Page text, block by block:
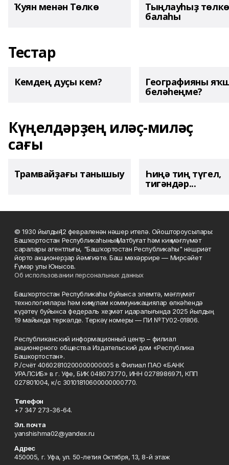
Ҡуян менән Төлкө Тыңлауһыҙ төлкө
балаһы
Тестар
Кемдең дуҫы кем? Географияны
беләһеңме?
Күңелдәрҙең иләҫ-миләҫ
сағы
Трамвайҙағы танышыу Һиңә тиң түгел,
тигәндәр...
© 1930 йылдың 12 февраленән нәшер ителә. Ойоштороусылары:
Башҡортостан Республикаһының Матбуғат һәм киң мәғлүмәт
саралары агентлығы, "Башҡортостан Республикаһы" нәшриәт
йорто акционерҙар йәмғиәте. Баш мөхәррире — Мирсәйет
Ғүмәр улы Юнысов.
Об использовании персональных данных
Башҡортостан Республикаһы буйынса элемтә, мәғлүмәт
технологиялары һәм киңкүләм коммуникациялар өлкәһендә
күҙәтеү буйынса федераль хеҙмәт идаралығында 2025 йылдың
19 майында теркәлде. Теркәү номеры — ПИ №ТУ02-01806.
Республиканский информационный центр – филиал
акционерного общества Издательский дом «Республика
Башкортостан».
Р./счёт 40602810200000000005 в Филиал ПАО «БАНК
УРАЛСИБ» в г. Уфе, БИК 048073770, ИНН 0278986971, КПП
027801004, к/с 30101810600000000770.
Телефон
+7 347 273-36-64.
Эл. почта
yanshishma02@yandex.ru
Адрес
450005, г. Уфа, ул. 50-летия Октября, 13, 8-й этаж